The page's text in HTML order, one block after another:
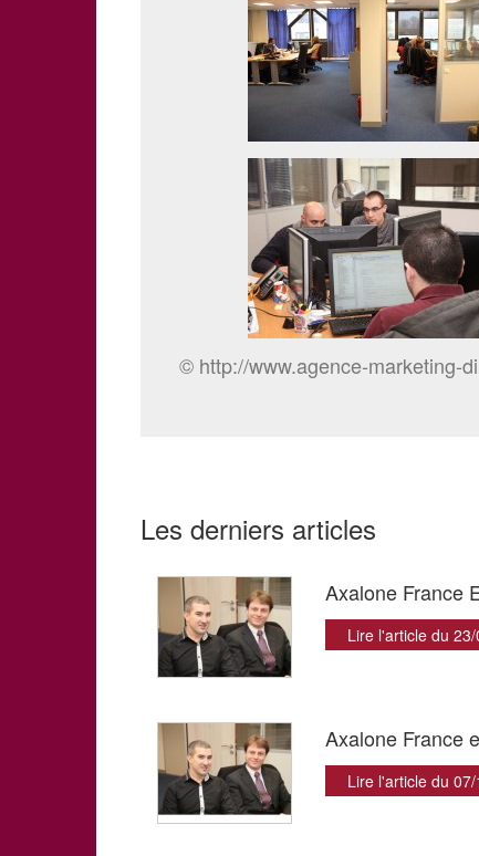
© http://www.agence-marketing-
Les derniers articles
Axalone France
Lire l'article du
Axalone France
Lire l'article du